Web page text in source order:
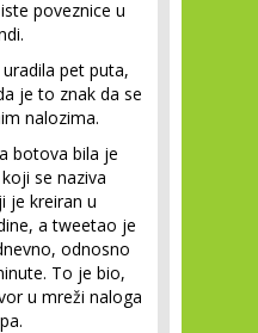
poveznice u
pet puta,
je to znak da se
nalozima.
botova bila je
se naziva
je kreiran u
a tweetao je
odnosno
To je bio,
u mreži naloga